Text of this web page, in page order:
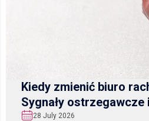
Kiedy zmienić biuro
Sygnały
28 July 2026